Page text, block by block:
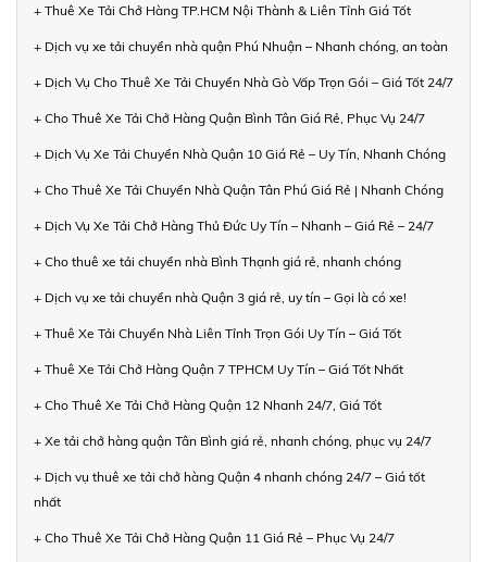
+ Thuê Xe Tải Chở Hàng TP.HCM Nội Thành & Liên Tỉnh Giá Tốt
+ Dịch vụ xe tải chuyển nhà quận Phú Nhuận – Nhanh chóng, an toàn
+ Dịch Vụ Cho Thuê Xe Tải Chuyển Nhà Gò Vấp Trọn Gói – Giá Tốt 24/7
+ Cho Thuê Xe Tải Chở Hàng Quận Bình Tân Giá Rẻ, Phục Vụ 24/7
+ Dịch Vụ Xe Tải Chuyển Nhà Quận 10 Giá Rẻ – Uy Tín, Nhanh Chóng
+ Cho Thuê Xe Tải Chuyển Nhà Quận Tân Phú Giá Rẻ | Nhanh Chóng
+ Dịch Vụ Xe Tải Chở Hàng Thủ Đức Uy Tín – Nhanh – Giá Rẻ – 24/7
+ Cho thuê xe tải chuyển nhà Bình Thạnh giá rẻ, nhanh chóng
+ Dịch vụ xe tải chuyển nhà Quận 3 giá rẻ, uy tín – Gọi là có xe!
+ Thuê Xe Tải Chuyển Nhà Liên Tỉnh Trọn Gói Uy Tín – Giá Tốt
+ Thuê Xe Tải Chở Hàng Quận 7 TPHCM Uy Tín – Giá Tốt Nhất
+ Cho Thuê Xe Tải Chở Hàng Quận 12 Nhanh 24/7, Giá Tốt
+ Xe tải chở hàng quận Tân Bình giá rẻ, nhanh chóng, phục vụ 24/7
+ Dịch vụ thuê xe tải chở hàng Quận 4 nhanh chóng 24/7 – Giá tốt
nhất
+ Cho Thuê Xe Tải Chở Hàng Quận 11 Giá Rẻ – Phục Vụ 24/7